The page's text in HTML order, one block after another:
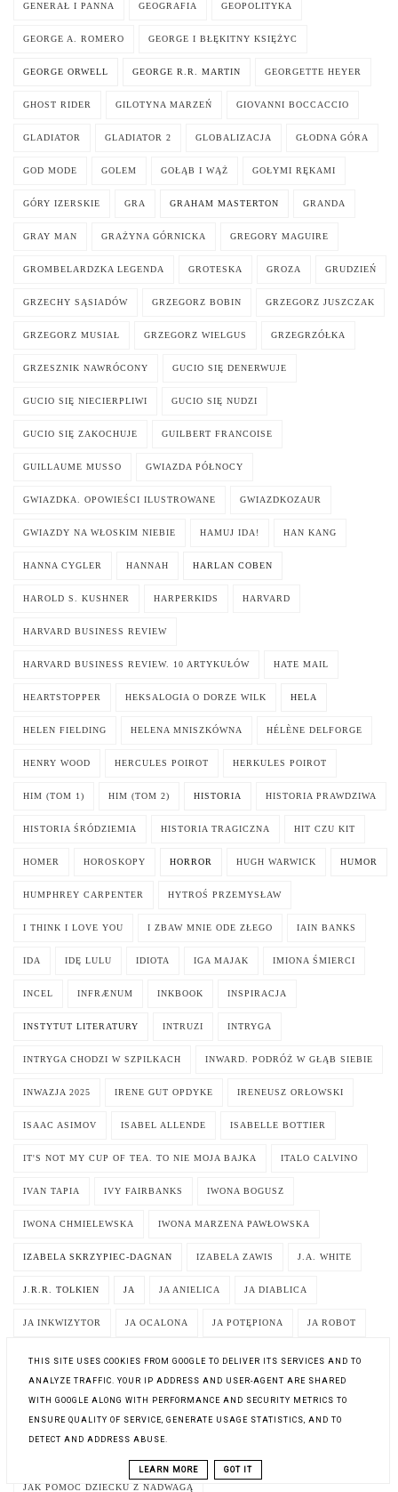
GENERAŁ I PANNA GEOGRAFIA GEOPOLITYKA
GEORGE A. ROMERO GEORGE I BŁĘKITNY KSIĘŻYC
GEORGE ORWELL GEORGE R.R. MARTIN GEORGETTE HEYER
GHOST RIDER GILOTYNA MARZEŃ GIOVANNI BOCCACCIO
GLADIATOR GLADIATOR 2 GLOBALIZACJA GŁODNA GÓRA
GOD MODE GOLEM GOŁĄB I WĄŻ GOŁYMI RĘKAMI
GÓRY IZERSKIE GRA GRAHAM MASTERTON GRANDA
GRAY MAN GRAŻYNA GÓRNICKA GREGORY MAGUIRE
GROMBELARDZKA LEGENDA GROTESKA GROZA GRUDZIEŃ
GRZECHY SĄSIADÓW GRZEGORZ BOBIN GRZEGORZ JUSZCZAK
GRZEGORZ MUSIAŁ GRZEGORZ WIELGUS GRZEGRZÓŁKA
GRZESZNIK NAWRÓCONY GUCIO SIĘ DENERWUJE
GUCIO SIĘ NIECIERPLIWI GUCIO SIĘ NUDZI
GUCIO SIĘ ZAKOCHUJE GUILBERT FRANCOISE
GUILLAUME MUSSO GWIAZDA PÓŁNOCY
GWIAZDKA. OPOWIEŚCI ILUSTROWANE GWIAZDKOZAUR
GWIAZDY NA WŁOSKIM NIEBIE HAMUJ IDA! HAN KANG
HANNA CYGLER HANNAH HARLAN COBEN
HAROLD S. KUSHNER HARPERKIDS HARVARD
HARVARD BUSINESS REVIEW
HARVARD BUSINESS REVIEW. 10 ARTYKUŁÓW HATE MAIL
HEARTSTOPPER HEKSALOGIA O DORZE WILK HELA
HELEN FIELDING HELENA MNISZKÓWNA HÉLÈNE DELFORGE
HENRY WOOD HERCULES POIROT HERKULES POIROT
HIM (TOM 1) HIM (TOM 2) HISTORIA HISTORIA PRAWDZIWA
HISTORIA ŚRÓDZIEMIA HISTORIA TRAGICZNA HIT CZU KIT
HOMER HOROSKOPY HORROR HUGH WARWICK HUMOR
HUMPHREY CARPENTER HYTROŚ PRZEMYSŁAW
I THINK I LOVE YOU I ZBAW MNIE ODE ZŁEGO IAIN BANKS
IDA IDĘ LULU IDIOTA IGA MAJAK IMIONA ŚMIERCI
INCEL INFRÆNUM INKBOOK INSPIRACJA
INSTYTUT LITERATURY INTRUZI INTRYGA
INTRYGA CHODZI W SZPILKACH INWARD. PODRÓŻ W GŁĄB SIEBIE
INWAZJA 2025 IRENE GUT OPDYKE IRENEUSZ ORŁOWSKI
ISAAC ASIMOV ISABEL ALLENDE ISABELLE BOTTIER
IT'S NOT MY CUP OF TEA. TO NIE MOJA BAJKA ITALO CALVINO
IVAN TAPIA IVY FAIRBANKS IWONA BOGUSZ
IWONA CHMIELEWSKA IWONA MARZENA PAWŁOWSKA
IZABELA SKRZYPIEC-DAGNAN IZABELA ZAWIS J.A. WHITE
J.R.R. TOLKIEN JA JA ANIELICA JA DIABLICA
JA INKWIZYTOR JA OCALONA JA POTĘPIONA JA ROBOT
JAGNA AMBROZIAK JAGNA ROLSKA JAGODA GRUDZIEŃ
JAK POMÓC DZIECKU Z NADWAGĄ
THIS SITE USES COOKIES FROM GOOGLE TO DELIVER ITS SERVICES AND TO
ANALYZE TRAFFIC. YOUR IP ADDRESS AND USER-AGENT ARE SHARED
WITH GOOGLE ALONG WITH PERFORMANCE AND SECURITY METRICS TO
ENSURE QUALITY OF SERVICE, GENERATE USAGE STATISTICS, AND TO
DETECT AND ADDRESS ABUSE.
LEARN MORE GOT IT